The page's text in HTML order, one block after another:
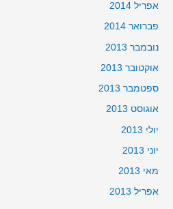
אפריל 2014
פברואר 2014
נובמבר 2013
אוקטובר 2013
ספטמבר 2013
אוגוסט 2013
יולי 2013
יוני 2013
מאי 2013
אפריל 2013